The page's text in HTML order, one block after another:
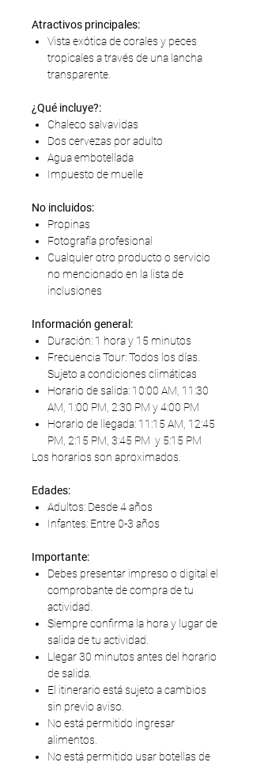
Atractivos principales:
Vista exótica de corales y peces
tropicales a través de una lancha
transparente.
¿Qué incluye?:
Chaleco salvavidas
Dos cervezas por adulto
Agua embotellada
Impuesto de muelle
No incluidos:
Propinas
Fotografía profesional
Cualquier otro producto o servicio
no mencionado en la lista de
inclusiones
Información general:
Duración: 1 hora y 15 minutos
Frecuencia Tour: Todos los días.
Sujeto a condiciones climáticas
Horario de salida: 10:00 AM, 11:30
AM, 1:00 PM, 2:30 PM y 4:00 PM
Horario de llegada: 11:15 AM, 12:45
PM, 2:15 PM, 3:45 PM y 5:15 PM
Los horarios son aproximados.
Edades:
Adultos: Desde 4 años
Infantes: Entre 0-3 años
Importante:
Debes presentar impreso o digital el
comprobante de compra de tu
actividad.
Siempre confirma la hora y lugar de
salida de tu actividad.
Llegar 30 minutos antes del horario
de salida.
El itinerario está sujeto a cambios
sin previo aviso.
No está permitido ingresar
alimentos.
No está permitido usar botellas de